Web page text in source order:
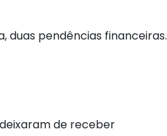
duas pendências financeiras.
de receber